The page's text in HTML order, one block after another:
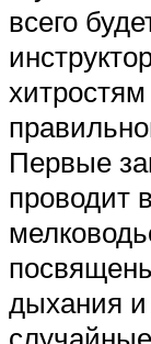
всего
хитростям
Первые
проводит
дыхания и